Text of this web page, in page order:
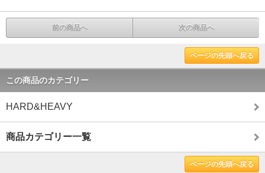
前の商品へ 次の商品へ
ページの先頭へ戻る
この商品のカテゴリー
HARD&HEAVY
商品カテゴリー一覧
ページの先頭へ戻る